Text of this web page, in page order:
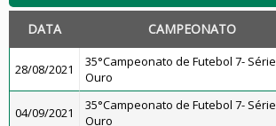
DATA CAMPEONATO
28/08/2021
35°Campeonato de Futebol 7- Série
Ouro
04/09/2021
35°Campeonato de Futebol 7- Série
Ouro